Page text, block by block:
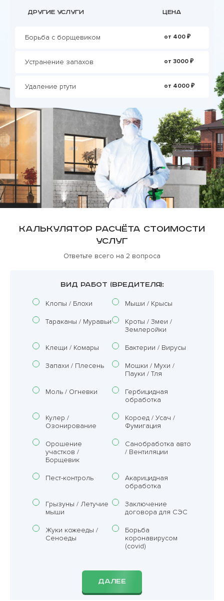
Другие услуги Цена
Борьба с борщевиком от 400 ₽
Устранение запахов от 3000 ₽
Удаление ртути от 4000 ₽
Калькулятор расчёта стоимости
услуг
Ответьте всего на 2 вопроса
ВИД РАБОТ (ВРЕДИТЕЛЯ):
Клопы / Блохи Мыши / Крысы
Тараканы / Муравьи
Кроты / Змеи /
Землеройки
Клещи / Комары Бактерии / Вирусы
Запахи / Плесень
Мошки / Мухи /
Пауки / Тля
Моль / Огневки
Гербицидная
обработка
Кулер /
Озонирование
Короед / Усач /
Фумигация
Орошение
участков /
Борщевик
Санобработка авто
/ Вентиляции
Пест-контроль
Акарицидная
обработка
Грызуны / Летучие
мыши
Заключение
договора для СЭС
Жуки кожееды /
Сеноеды
Борьба
коронавирусом
(covid)
ДАЛЕЕ